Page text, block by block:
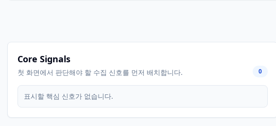
Core Signals
첫 화면에서 판단해야 할 수집 신호를 먼저 배치합니다. 0
표시할 핵심 신호가 없습니다.